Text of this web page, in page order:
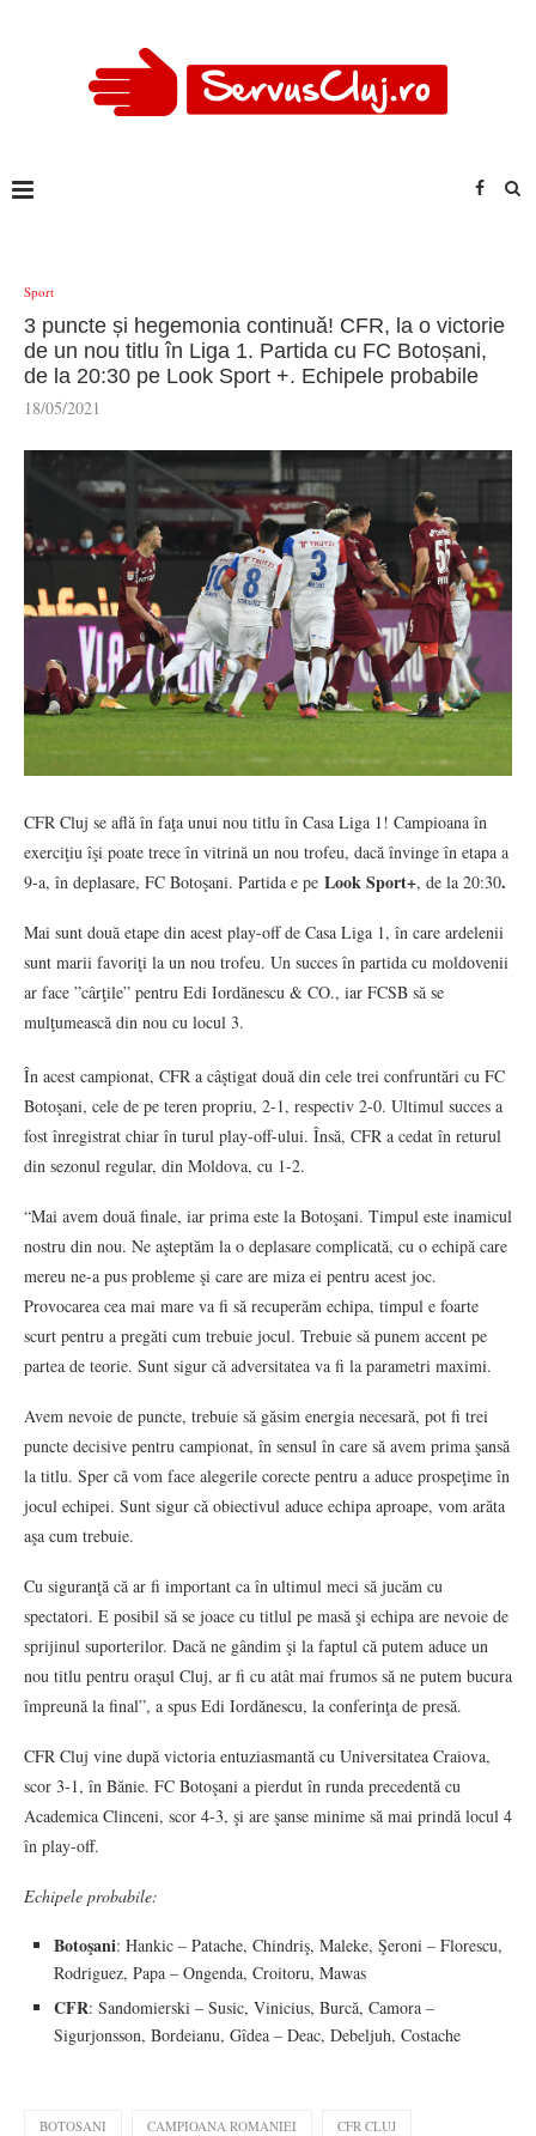
Sport
3 puncte și hegemonia continuă! CFR, la o victorie
de un nou titlu în Liga 1. Partida cu FC Botoșani,
de la 20:30 pe Look Sport +. Echipele probabile
18/05/2021
CFR Cluj se află în faţa unui nou titlu în Casa Liga 1! Campioana în
exerciţiu îşi poate trece în vitrină un nou trofeu, dacă învinge în etapa a
9-a, în deplasare, FC Botoşani. Partida e pe Look Sport+, de la 20:30.
Mai sunt două etape din acest play-off de Casa Liga 1, în care ardelenii
sunt marii favoriţi la un nou trofeu. Un succes în partida cu moldovenii
ar face ”cârţile” pentru Edi Iordănescu & CO., iar FCSB să se
mulţumească din nou cu locul 3.
În acest campionat, CFR a câştigat două din cele trei confruntări cu FC
Botoşani, cele de pe teren propriu, 2-1, respectiv 2-0. Ultimul succes a
fost înregistrat chiar în turul play-off-ului. Însă, CFR a cedat în returul
din sezonul regular, din Moldova, cu 1-2.
“Mai avem două finale, iar prima este la Botoşani. Timpul este inamicul
nostru din nou. Ne aşteptăm la o deplasare complicată, cu o echipă care
mereu ne-a pus probleme şi care are miza ei pentru acest joc.
Provocarea cea mai mare va fi să recuperăm echipa, timpul e foarte
scurt pentru a pregăti cum trebuie jocul. Trebuie să punem accent pe
partea de teorie. Sunt sigur că adversitatea va fi la parametri maximi.
Avem nevoie de puncte, trebuie să găsim energia necesară, pot fi trei
puncte decisive pentru campionat, în sensul în care să avem prima şansă
la titlu. Sper că vom face alegerile corecte pentru a aduce prospeţime în
jocul echipei. Sunt sigur că obiectivul aduce echipa aproape, vom arăta
aşa cum trebuie.
Cu siguranţă că ar fi important ca în ultimul meci să jucăm cu
spectatori. E posibil să se joace cu titlul pe masă şi echipa are nevoie de
sprijinul suporterilor. Dacă ne gândim şi la faptul că putem aduce un
nou titlu pentru oraşul Cluj, ar fi cu atât mai frumos să ne putem bucura
împreună la final”, a spus Edi Iordănescu, la conferinţa de presă.
CFR Cluj vine după victoria entuziasmantă cu Universitatea Craiova,
scor 3-1, în Bănie. FC Botoşani a pierdut în runda precedentă cu
Academica Clinceni, scor 4-3, şi are şanse minime să mai prindă locul 4
în play-off.
Echipele probabile:
Botoşani: Hankic – Patache, Chindriş, Maleke, Şeroni – Florescu,
Rodriguez, Papa – Ongenda, Croitoru, Mawas
CFR: Sandomierski – Susic, Vinicius, Burcă, Camora –
Sigurjonsson, Bordeianu, Gîdea – Deac, Debeljuh, Costache
BOTOSANI CAMPIOANA ROMANIEI CFR CLUJ